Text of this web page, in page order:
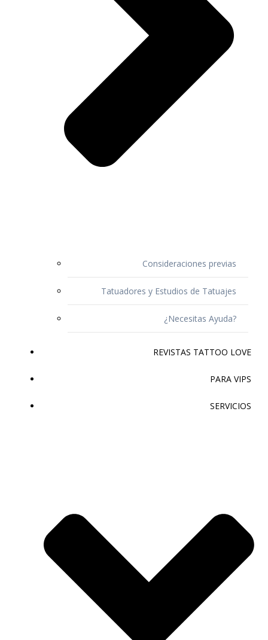
Consideraciones previas
Tatuadores y Estudios de Tatuajes
¿Necesitas Ayuda?
REVISTAS TATTOO LOVE
PARA VIPS
SERVICIOS